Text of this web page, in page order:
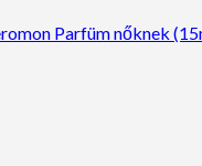
Parfüm nőknek